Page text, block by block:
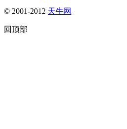
© 2001-2012 天牛网
回顶部